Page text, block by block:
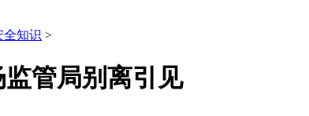
全知识 >
管局别离引见